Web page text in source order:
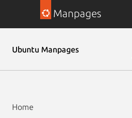
Manpages
Ubuntu Manpages
Home